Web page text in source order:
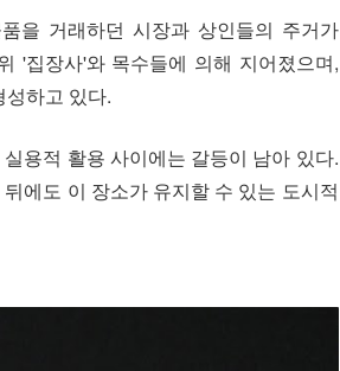
을 거래하던 시장과 상인들의 주거가
'집장사'와 목수들에 의해 지어졌으며,
하고 있다.
용적 활용 사이에는 갈등이 남아 있다.
에도 이 장소가 유지할 수 있는 도시적